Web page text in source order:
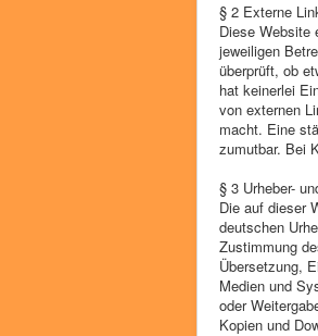
§ 2 Externe
Diese Website
jeweiligen
überprüft, ob
hat keinerlei
von externen
macht. Eine
zumutbar. Bei
§ 3 Urheber-
Die auf dieser
deutschen
Zustimmung
Übersetzung,
Medien und
oder
Kopien und